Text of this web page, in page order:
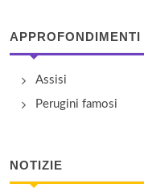
viale Orazio
APPROFONDIMENTI
Assisi
Perugini famosi
NOTIZIE